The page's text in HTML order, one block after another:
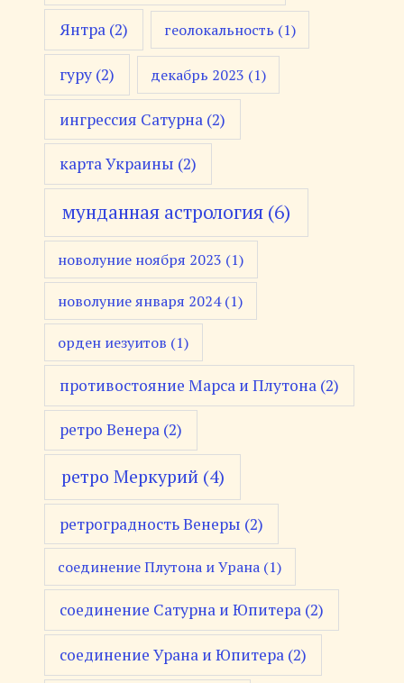
Янтра(2) геолокальность (1)
гуру(2) декабрь 2023 (1)
ингрессия Сатурна (2)
карта Украины (2)
мунданная астрология(6)
новолуние ноября 2023 (1)
новолуние января 2024(1)
орден иезуитов (1)
противостояние Марса и Плутона(2)
ретро Венера(2)
ретро Меркурий(4)
ретроградность Венеры (2)
соединение Плутона и Урана (1)
соединение Сатурна и Юпитера(2)
соединение Урана и Юпитера(2)